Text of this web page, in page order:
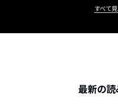
すべて見
最新の読